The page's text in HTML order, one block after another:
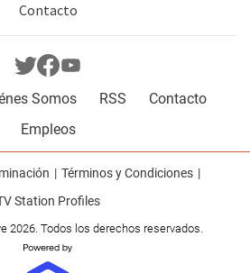
Contacto
Somos RSS
Contacto
Empleos
Términos y Condiciones
Station Profiles
2026. Todos los derechos reservados.